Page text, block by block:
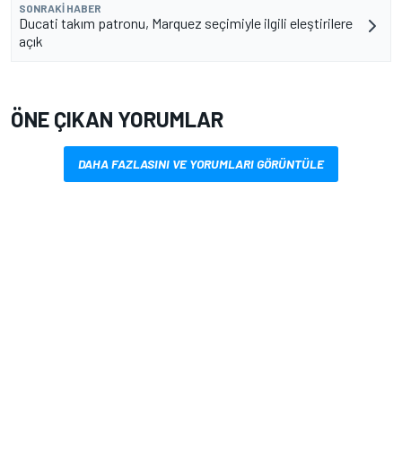
SONRAKI HABER
Ducati takım patronu, Marquez seçimiyle ilgili eleştirilere
açık
ÖNE ÇIKAN YORUMLAR
DAHA FAZLASINI VE YORUMLARI GÖRÜNTÜLE